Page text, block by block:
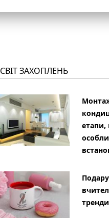
СВІТ ЗАХОПЛЕНЬ
етапи,